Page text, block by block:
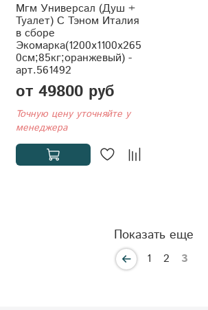
Мгм Универсал (Душ +
Туалет) С Тэном Италия
в сборе
Экомарка(1200x1100x265
0см;85кг;оранжевый) -
арт.561492
от 49800 руб
Точную цену уточняйте у
менеджера
Показать еще
1 2 3